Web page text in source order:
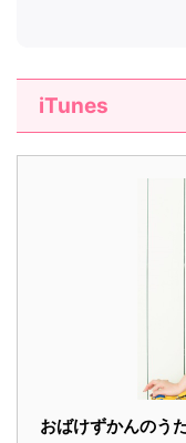
iTunes
おばけずかんのう